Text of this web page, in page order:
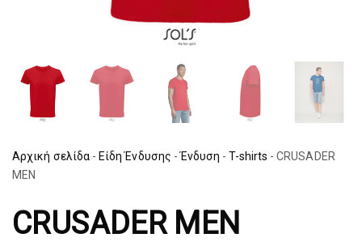
Αρχική σελίδα - Είδη Ένδυσης - Ένδυση - T-shirts - CRUSADER
MEN
CRUSADER MEN